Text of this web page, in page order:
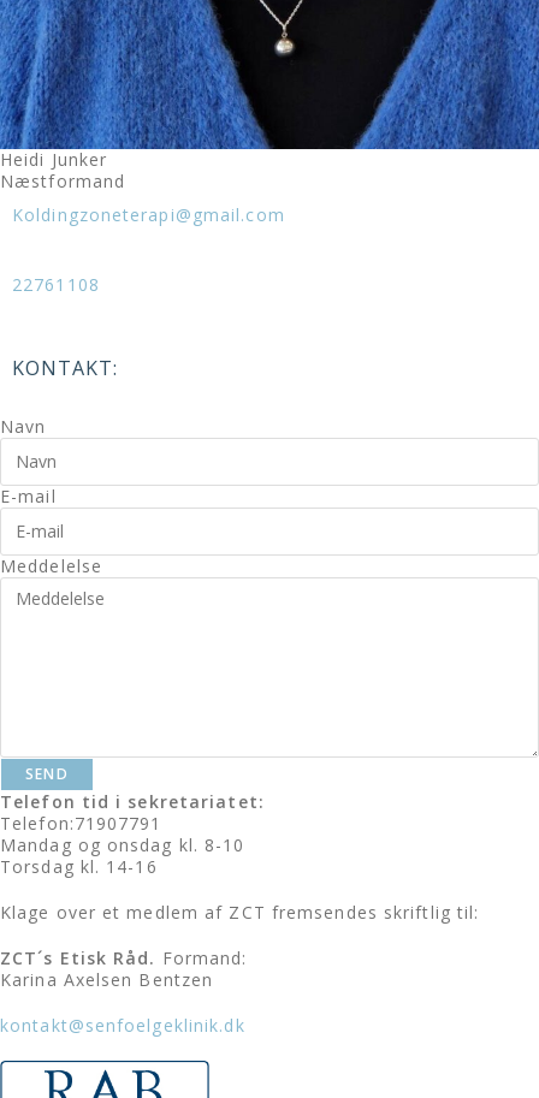
Heidi Junker
Næstformand
Koldingzoneterapi@gmail.com
22761108
KONTAKT:
Navn
E-mail
Meddelelse
SEND
Telefon tid i sekretariatet:
Telefon:71907791
Mandag og onsdag kl. 8-10
Torsdag kl. 14-16
Klage over et medlem af ZCT fremsendes skriftlig til:
ZCT´s Etisk Råd. Formand:
Karina Axelsen Bentzen
kontakt@senfoelgeklinik.dk